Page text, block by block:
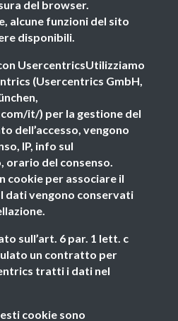
del browser.
alcune funzioni del sito
disponibili.
UsercentricsUtilizziamo
(Usercentrics GmbH,
it/) per la gestione del
dell’accesso, vengono
IP, info sul
del consenso.
cookie per associare il
dati vengono conservati
sull’art. 6 par. 1 lett. c
un contratto per
tratti i dati nel
cookie sono